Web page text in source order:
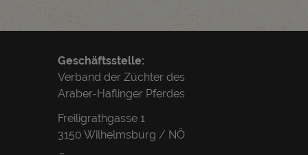
Geschäftsstelle:
Verband der Züchter des
Araber-Haflinger Pferdes
Freiligrathgasse 1
3150 Wilhelmsburg / NÖ